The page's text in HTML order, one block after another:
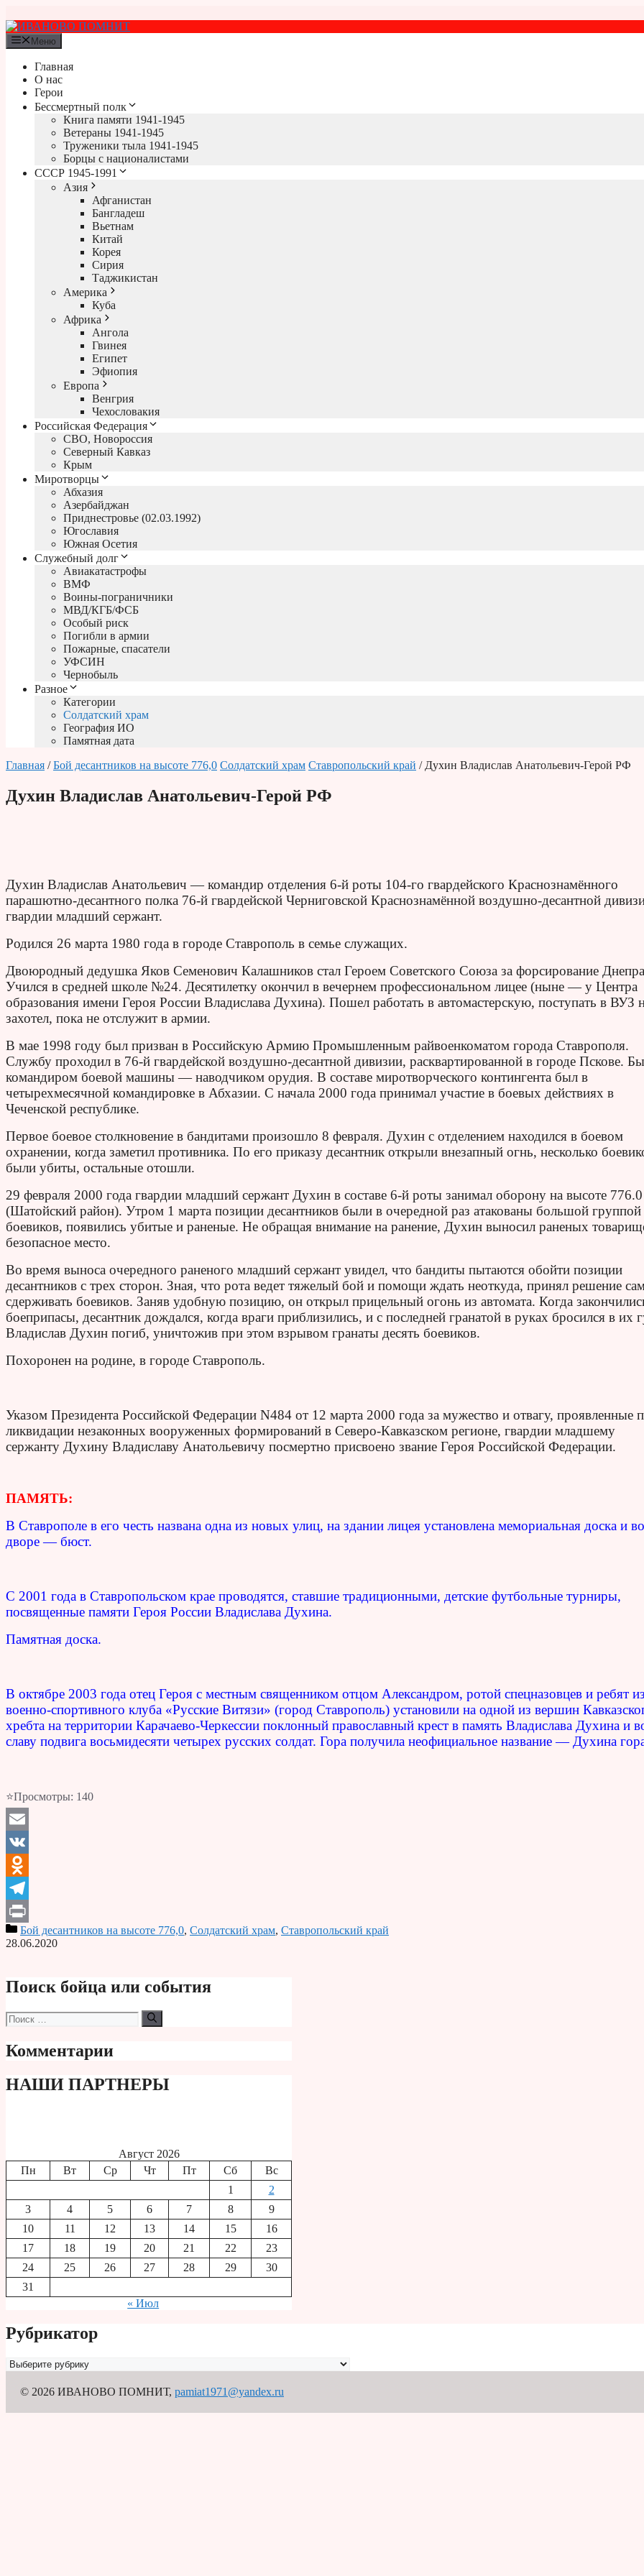
к
содержимому
Меню
Главная
О нас
Герои
Бессмертный полк
Книга памяти 1941-1945
Ветераны 1941-1945
Труженики тыла 1941-1945
Борцы с националистами
СССР 1945-1991
Азия
Афганистан
Бангладеш
Вьетнам
Китай
Корея
Сирия
Таджикистан
Америка
Куба
Африка
Ангола
Гвинея
Египет
Эфиопия
Европа
Венгрия
Чехословакия
Российская Федерация
СВО, Новороссия
Северный Кавказ
Крым
Миротворцы
Абхазия
Азербайджан
Приднестровье (02.03.1992)
Югославия
Южная Осетия
Служебный долг
Авиакатастрофы
ВМФ
Воины-пограничники
МВД/КГБ/ФСБ
Особый риск
Погибли в армии
Пожарные, спасатели
УФСИН
Чернобыль
Разное
Категории
Солдатский храм
География ИО
Памятная дата
Главная /Бой десантников на высоте 776,0 Солдатский храм Ставропольский край / Духин Владислав Анатольевич-Герой РФ
Духин Владислав Анатольевич-Герой РФ
Духин Владислав Анатольевич — командир отделения 6-й роты 104-го гвардейского Краснознамённого
парашютно-десантного полка 76-й гвардейской Черниговской Краснознамённой воздушно-десантной
гвардии младший сержант.
Родился 26 марта 1980 года в городе Ставрополь в семье служащих.
Двоюродный дедушка Яков Семенович Калашников стал Героем Советского Союза за форсирование
Учился в средней школе №24. Десятилетку окончил в вечернем профессиональном лицее (ныне — у Центра
образования имени Героя России Владислава Духина). Пошел работать в автомастерскую, поступать в ВУЗ
захотел, пока не отслужит в армии.
В мае 1998 году был призван в Российскую Армию Промышленным райвоенкоматом города Ставрополя.
Службу проходил в 76-й гвардейской воздушно-десантной дивизии, расквартированной в городе Пскове.
командиром боевой машины — наводчиком орудия. В составе миротворческого контингента был в
четырехмесячной командировке в Абхазии. С начала 2000 года принимал участие в боевых действиях в
Чеченской республике.
Первое боевое столкновение в бандитами произошло 8 февраля. Духин с отделением находился в боевом
охранении, когда заметил противника. По его приказу десантник открыли внезапный огнь, несколько
были убиты, остальные отошли.
29 февраля 2000 года гвардии младший сержант Духин в составе 6-й роты занимал оборону на высоте 776.0
(Шатойский район). Утром 1 марта позиции десантников были в очередной раз атакованы большой группой
боевиков, появились убитые и раненые. Не обращая внимание на ранение, Духин выносил раненых
безопасное место.
Во время выноса очередного раненого младший сержант увидел, что бандиты пытаются обойти позиции
десантников с трех сторон. Зная, что рота ведет тяжелый бой и помощи ждать неоткуда, принял решение
сдерживать боевиков. Заняв удобную позицию, он открыл прицельный огонь из автомата. Когда
боеприпасы, десантник дождался, когда враги приблизились, и с последней гранатой в руках бросился в их
Владислав Духин погиб, уничтожив при этом взрывом гранаты десять боевиков.
Похоронен на родине, в городе Ставрополь.
Указом Президента Российской Федерации N484 от 12 марта 2000 года за мужество и отвагу, проявленные
ликвидации незаконных вооруженных формирований в Северо-Кавказском регионе, гвардии младшему
сержанту Духину Владиславу Анатольевичу посмертно присвоено звание Героя Российской Федерации.
ПАМЯТЬ:
В Ставрополе в его честь названа одна из новых улиц, на здании лицея установлена мемориальная доска и
дворе — бюст.
С 2001 года в Ставропольском крае проводятся, ставшие традиционными, детские футбольные турниры,
посвященные памяти Героя России Владислава Духина.
Памятная доска.
В октябре 2003 года отец Героя с местным священником отцом Александром, ротой спецназовцев и ребят
военно-спортивного клуба «Русские Витязи» (город Ставрополь) установили на одной из вершин
хребта на территории Карачаево-Черкессии поклонный православный крест в память Владислава Духина и
славу подвига восьмидесяти четырех русских солдат. Гора получила неофициальное название — Духина
⭐Просмотры: 140
Email
VK
Odnoklassniki
Telegram
PrintБой десантников на высоте 776,0, Солдатский храм, Ставропольский край
28.06.2020
Поиск бойца или события
Поиск:
Комментарии
НАШИ ПАРТНЕРЫ
Август 2026
Пн
Вт Ср Чт Пт Сб
Вс
1
2
3
4 5 6 7 8
9
10
11 12 13 14 15
16
17
18 19 20 21 22
23
24
25 26 27 28 29
30
31
« Июл
Рубрикатор
Рубрикатор
© 2026 ИВАНОВО ПОМНИТ, pamiat1971@yandex.ru